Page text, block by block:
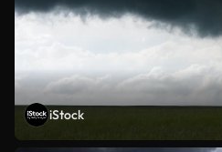
iStock